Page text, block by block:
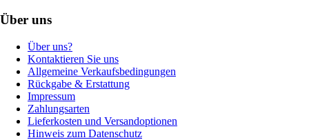
Über uns
Über uns?
Kontaktieren Sie uns
Allgemeine Verkaufsbedingungen
Rückgabe & Erstattung
Impressum
Zahlungsarten
Lieferkosten und Versandoptionen
Hinweis zum Datenschutz